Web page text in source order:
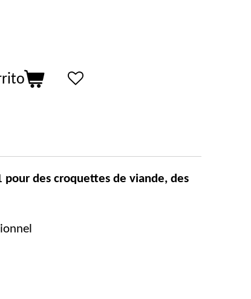
pour des croquettes de viande, des